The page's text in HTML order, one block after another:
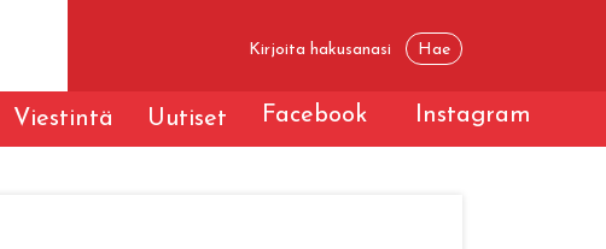
Viestintä Uutiset Facebook Instagram